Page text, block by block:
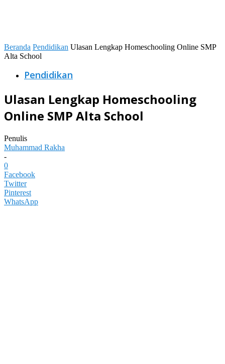
Beranda Pendidikan Ulasan Lengkap Homeschooling Online SMP
Alta School
Pendidikan
Ulasan Lengkap Homeschooling
Online SMP Alta School
Penulis
Muhammad Rakha
-
0
Facebook
Twitter
Pinterest
WhatsApp